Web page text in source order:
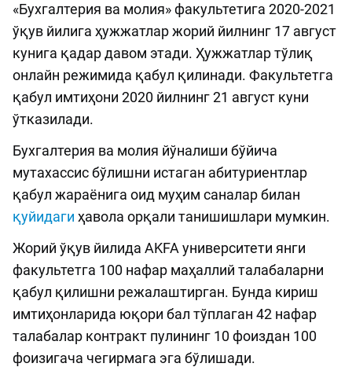
«Бухгалтерия ва молия» факультетига 2020-2021
ўқув йилига ҳужжатлар жорий йилнинг 17 август
кунига қадар давом этади. Ҳужжатлар тўлиқ
онлайн режимида қабул қилинади. Факультетга
қабул имтиҳони 2020 йилнинг 21 август куни
ўтказилади.
Бухгалтерия ва молия йўналиши бўйича
мутахассис бўлишни истаган абитуриентлар
қабул жараёнига оид муҳим саналар билан
қуйидаги ҳавола орқали танишишлари мумкин.
Жорий ўқув йилида AKFA университети янги
факультетга 100 нафар маҳаллий талабаларни
қабул қилишни режалаштирган. Бунда кириш
имтиҳонларида юқори бал тўплаган 42 нафар
талабалар контракт пулининг 10 фоиздан 100
фоизигача чегирмага эга бўлишади.